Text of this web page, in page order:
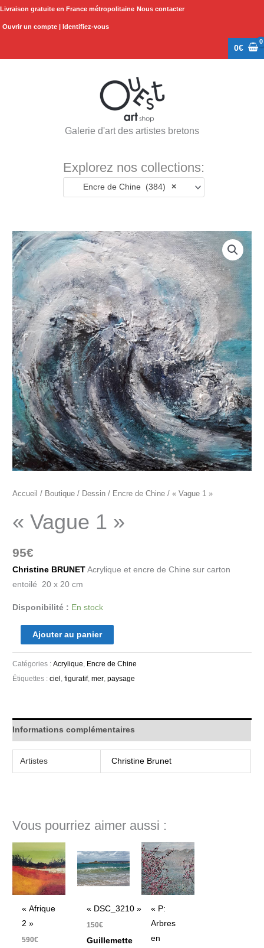
Aller
Livraison gratuite en France métropolitaine Nous contacter
Ouvrir un compte | Identifiez-vous
0€
Galerie d'art des artistes bretons
Explorez nos collections:
×
Encre de Chine (384)
Accueil / Boutique / Dessin / Encre de Chine / « Vague 1 »
« Vague 1 »
95€
Christine BRUNET Acrylique et encre de Chine sur carton
entoilé 20 x 20 cm
Disponibilité : En stock
quantité
de
"Vague
Ajouter au panier
Catégories :Acrylique Encre de Chine
Étiquettes :ciel ,figuratif,mer ,paysage
Informations complémentaires
Artistes Christine Brunet
Vous pourriez aimer aussi :
« Afrique
2 »
590€
« DSC_3210 »
150€
Guillemette
« P:
Arbres
en